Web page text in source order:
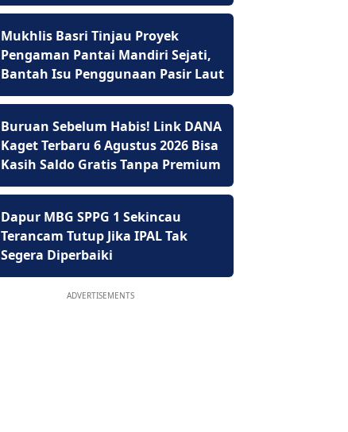
Mukhlis Basri Tinjau Proyek
Pengaman Pantai Mandiri Sejati,
Bantah Isu Penggunaan Pasir Laut
Buruan Sebelum Habis! Link DANA
Kaget Terbaru 6 Agustus 2026 Bisa
Kasih Saldo Gratis Tanpa Premium
Dapur MBG SPPG 1 Sekincau
Terancam Tutup Jika IPAL Tak
Segera Diperbaiki
ADVERTISEMENTS